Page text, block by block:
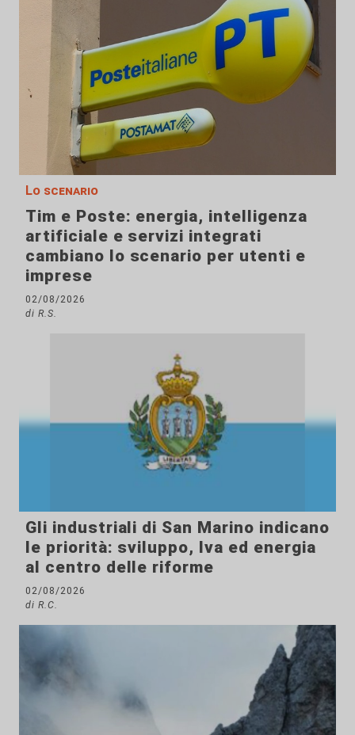
Lo scenario
Tim e Poste: energia, intelligenza
artificiale e servizi integrati
cambiano lo scenario per utenti e
imprese
02/08/2026
di R.S.
Gli industriali di San Marino indicano
le priorità: sviluppo, Iva ed energia
al centro delle riforme
02/08/2026
di R.C.